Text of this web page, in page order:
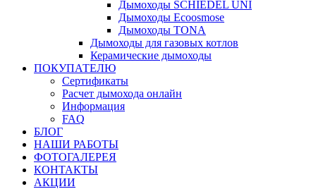
Дымоходы SCHIEDEL UNI
Дымоходы Ecoosmose
Дымоходы TONA
Дымоходы для газовых котлов
Керамические дымоходы
ПОКУПАТЕЛЮ
Сертификаты
Расчет дымохода онлайн
Информация
FAQ
БЛОГ
НАШИ РАБОТЫ
ФОТОГАЛЕРЕЯ
КОНТАКТЫ
АКЦИИ